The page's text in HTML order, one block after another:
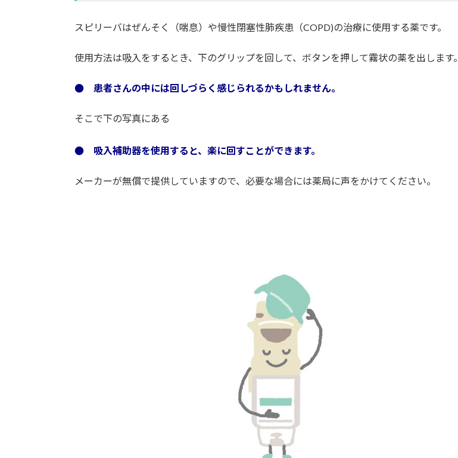
スピリーバはぜんそく（喘息）や慢性閉塞性肺疾患（COPD)の治療に使用する薬です。
使用方法は吸入をするとき、下のグリップを回して、ボタンを押して霧状の薬を出します。
● 患者さんの中には回しづらく感じられるかもしれません。
そこで下の写真にある
● 吸入補助器を使用すると、楽に回すことができます。
メーカーが無償で提供していますので、必要な場合には薬局に声をかけてください。